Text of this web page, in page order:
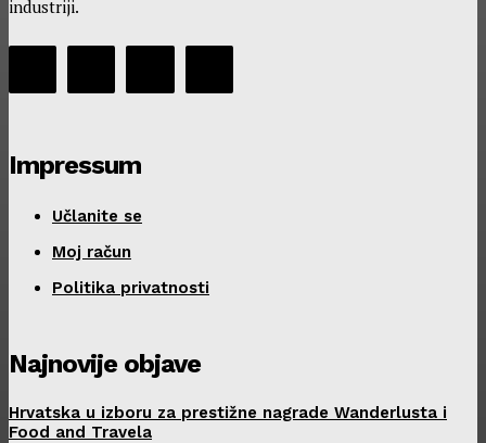
industriji.
Impressum
Učlanite se
Moj račun
Politika privatnosti
Najnovije objave
Hrvatska u izboru za prestižne nagrade Wanderlusta i
Food and Travela